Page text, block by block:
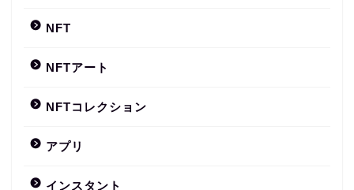
NFT
NFTアート
NFTコレクション
アプリ
インスタント